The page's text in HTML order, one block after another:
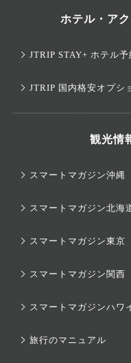
ホテル・ア
JTRIP STAY+ ホテル予
JTRIP 国内格安オプシ
観光情
スマートマガジン沖縄
スマートマガジン北海
スマートマガジン東京
スマートマガジン関西
スマートマガジンハワ
旅行のマニュアル